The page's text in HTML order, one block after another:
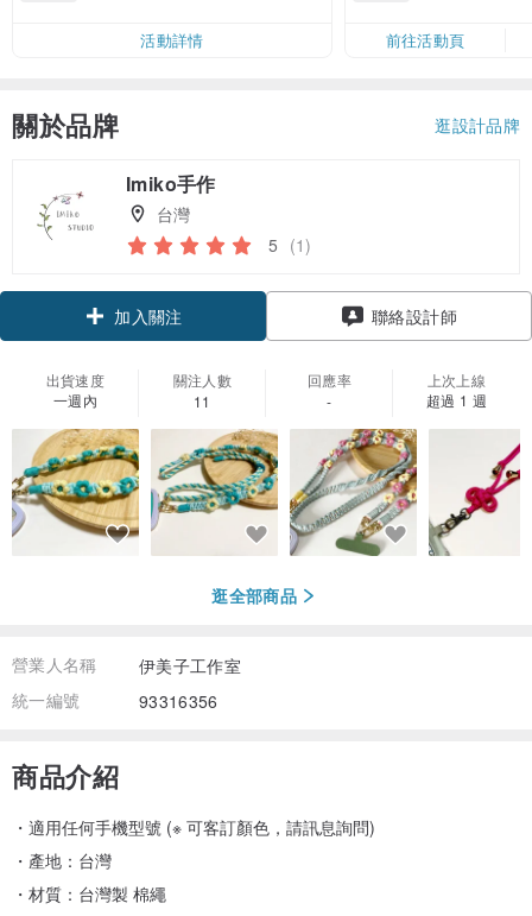
活動詳情
前往活動頁
關於品牌 逛設計品牌
Imiko手作
台灣
5 (1)
加入關注 聯絡設計師
出貨速度
一週內
關注人數
11
回應率
-
上次上線
超過 1 週
逛全部商品
營業人名稱
伊美子工作室
統一編號
93316356
商品介紹
・適用任何手機型號 (※ 可客訂顏色，請訊息詢問)
・產地：台灣
・材質：台灣製 棉繩